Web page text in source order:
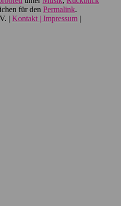
für den Permalink.
| Kontakt | Impressum |